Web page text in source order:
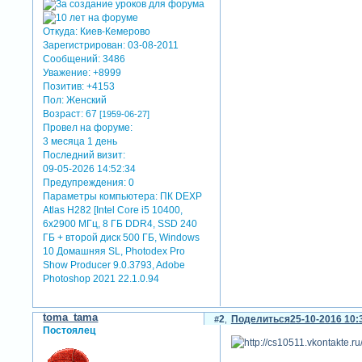
Откуда: Киев-Кемерово
Зарегистрирован: 03-08-2011
Сообщений: 3486
Уважение: +8999
Позитив: +4153
Пол: Женский
Возраст: 67[1959-06-27]
Провел на форуме:
3 месяца 1 день
Последний визит:
09-05-2026 14:52:34
Предупреждения: 0
Параметры компьютера: ПК DEXP
Atlas H282 [Intel Core i5 10400,
6x2900 МГц, 8 ГБ DDR4, SSD 240
ГБ + второй диск 500 ГБ, Windows
10 Домашняя SL, Photodex Pro
Show Producer 9.0.3793, Adobe
Photoshop 2021 22.1.0.94
Поделиться
2 25-10-2016
toma_tama
Постоялец